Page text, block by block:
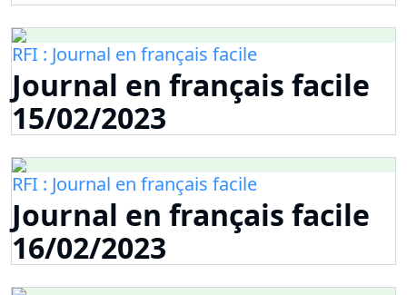
RFI : Journal en français facile
Journal en français facile
15/02/2023
RFI : Journal en français facile
Journal en français facile
16/02/2023